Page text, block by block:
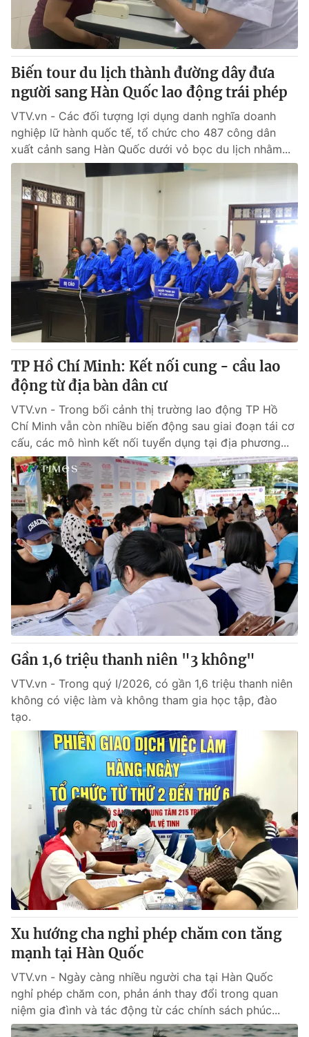
Sản phẩm
Thị trường
Tư vấn
Lịch phát sóng
Chuyên mục khác
Emagazine Podcast
Photo Infographic
Video Shorts video
VTV Money VTV Thể thao
VTV Sức khoẻ Bất động sản
Thị trường 24h Tấm lòng Việt
VTV4 Vươn mình bằng AI
VTV9
Liên hệ tòa soạn English
THỜI BÁO VTV
Theo dõi báo trên
Cơ quan chủ quản:Đài Truyền hình Việt Nam
Cơ quan báo chí:Thời báo VTV
Giấy phép hoạt động báo in và báo điện tử số 483/GP-BTTTT
cấp ngày 29/12/2023
Tổng Biên tập:Vũ Thanh Thủy
Phó Tổng Biên tập:Nguyễn Thị Mỹ Hạnh, Phạm Quốc Thắng,
Nguyễn Trọng Ninh
Tổng đài VTV:
Ðiện thoại Thời báo VTV:024.66 897 897
Email:toasoan@vtv.vn
Liên hệ quảng cáo:
024-7300.7108
thuận bằng văn bản. Ghi rõ nguồn VTV.vn khi phát hành lại
thông tin từ website này.
Biến tour du lịch thành đường dây đưa
người sang Hàn Quốc lao động trái phép
VTV.vn - Các đối tượng lợi dụng danh nghĩa doanh
nghiệp lữ hành quốc tế, tổ chức cho 487 công dân
xuất cảnh sang Hàn Quốc dưới vỏ bọc du lịch nhằm...
TP Hồ Chí Minh: Kết nối cung - cầu lao
động từ địa bàn dân cư
VTV.vn - Trong bối cảnh thị trường lao động TP Hồ
Chí Minh vẫn còn nhiều biến động sau giai đoạn tái cơ
cấu, các mô hình kết nối tuyển dụng tại địa phương...
Gần 1,6 triệu thanh niên "3 không"
VTV.vn - Trong quý I/2026, có gần 1,6 triệu thanh niên
không có việc làm và không tham gia học tập, đào
tạo.
Xu hướng cha nghỉ phép chăm con tăng
mạnh tại Hàn Quốc
VTV.vn - Ngày càng nhiều người cha tại Hàn Quốc
nghỉ phép chăm con, phản ánh thay đổi trong quan
niệm gia đình và tác động từ các chính sách phúc...